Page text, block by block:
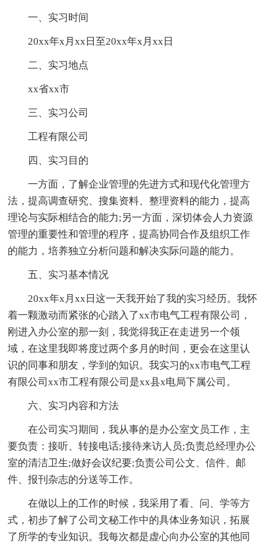
一、实习时间
20xx年x月xx日至20xx年x月xx日
二、实习地点
xx省xx市
三、实习公司
工程有限公司
四、实习目的
一方面，了解企业管理的先进方式和现代化管理方
法，提高调查研究、搜集资料、整理资料的能力，提高
理论与实际相结合的能力;另一方面，深切体会人力资源
管理的重要性和管理的程序，提高协同合作及组织工作
的能力，培养独立分析问题和解决实际问题的能力。
五、实习基本情况
20xx年x月xx日这一天我开始了我的实习经历。我怀
着一颗激动而紧张的心踏入了xx市电气工程有限公司，
刚进入办公室的那一刻，我觉得我正在走进另一个领
域，在这里我即将度过两个多月的时间，更会在这里认
识的同事和朋友，学到的知识。我实习的xx市电气工程
有限公司xx市工程有限公司是xx县x电局下属公司。
六、实习内容和方法
在公司实习期间，我从事的是办公室文员工作，主
要负责：接听、转接电话;接待来访人员;负责总经理办公
室的清洁卫生;做好会议纪要;负责公司公文、信件、邮
件、报刊杂志的分送等工作。
在做以上的工作的时候，我采用了看、问、学等方
式，初步了解了公司文秘工作中的具体业务知识，拓展
了所学的专业知识。我每次都是虚心向办公室的其他同